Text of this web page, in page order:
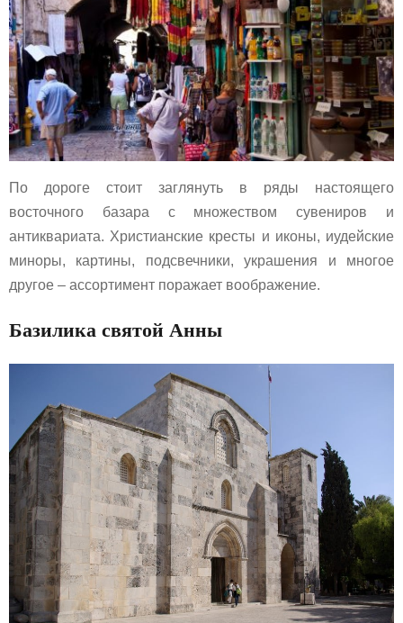
По дороге стоит заглянуть в ряды настоящего
восточного базара с множеством сувениров и
антиквариата. Христианские кресты и иконы, иудейские
миноры, картины, подсвечники, украшения и многое
другое – ассортимент поражает воображение.
Базилика святой Анны